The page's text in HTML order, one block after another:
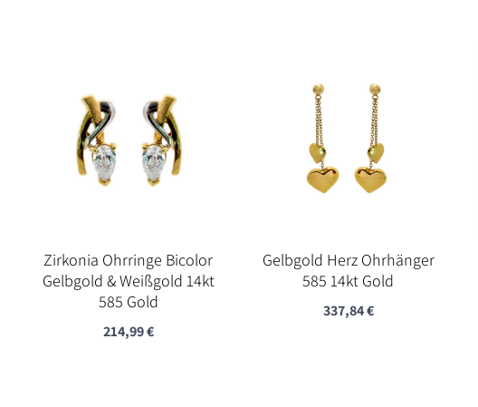
Zirkonia Ohrringe Bicolor
Gelbgold & Weißgold 14kt
585 Gold
214,99€
Gelbgold Herz Ohrhänger
585 14kt Gold
337,84€